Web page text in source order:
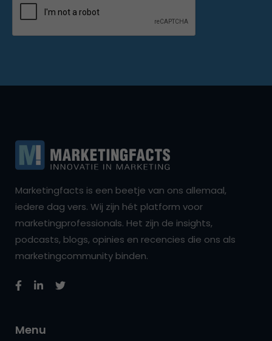
Marketingfacts is een beetje van ons allemaal,
iedere dag vers. Wij zijn hét platform voor
marketingprofessionals. Het zijn de insights,
podcasts, blogs, opinies en recencies die ons als
marketingcommunity binden.
Menu